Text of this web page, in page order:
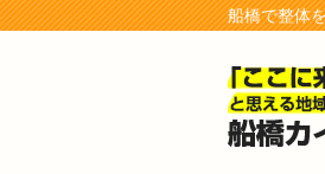
船橋で整体